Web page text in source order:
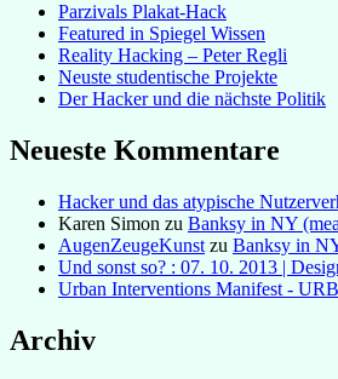
Parzivals Plakat-Hack
Featured in Spiegel Wissen
Reality Hacking – Peter Regli
Neuste studentische Projekte
Der Hacker und die nächste Politik
Neueste Kommentare
Hacker und das atypische
Karen Simon zu Banksy in NY
AugenZeugeKunst zu Banksy in
Und sonst so? : 07. 10. 2013 |
Urban Interventions Manifest -
Archiv